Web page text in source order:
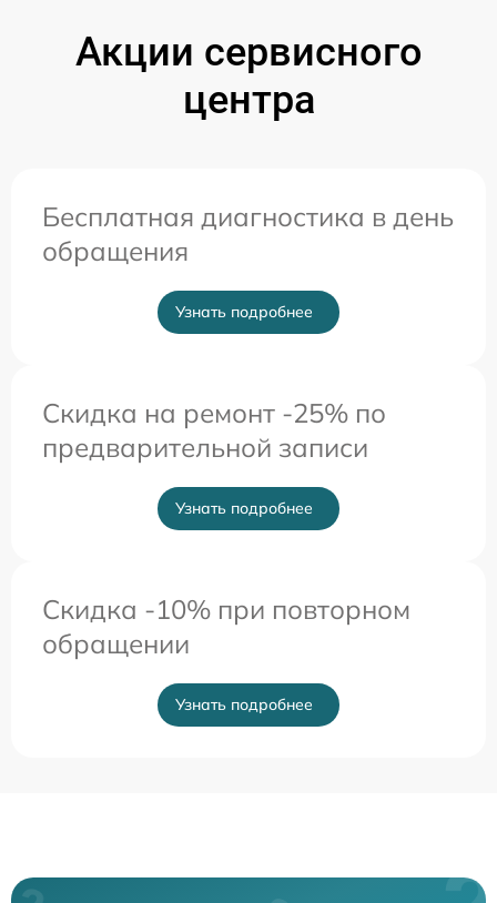
Акции сервисного
центра
Бесплатная диагностика в день
обращения
Узнать подробнее
Скидка на ремонт -25% по
предварительной записи
Узнать подробнее
Скидка -10% при повторном
обращении
Узнать подробнее